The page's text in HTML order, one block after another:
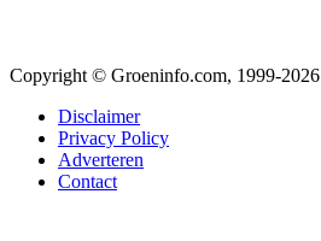
Copyright © Groeninfo.com, 1999-2026
Disclaimer
Privacy Policy
Adverteren
Contact